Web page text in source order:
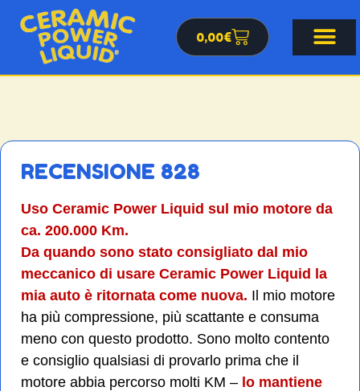
0,00€
RECENSIONE 828
Uso Ceramic Power Liquid sul mio motore da
ca. 200.000 Km.
Da quando sono stato consigliato dal mio
meccanico di usare Ceramic Power Liquid la
mia auto è ritornata come nuova. Il mio motore
ha più compressione, più scattante e consuma
meno con questo prodotto. Sono molto contento
e consiglio qualsiasi di provarlo prima che il
motore abbia percorso molti KM – lo mantiene